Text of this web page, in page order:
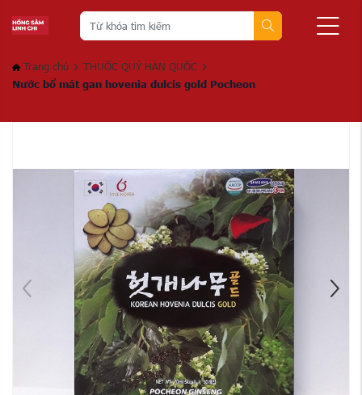
Trang chủ
THUỐC QUÝ HÀN QUỐC
Nước bổ mát gan hovenia dulcis gold Pocheon